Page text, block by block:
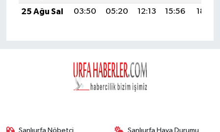
25 Ağu Sal
03:50 05:20 12:13 15:56 18:55
Şanlıurfa Nöbetçi Şanlıurfa Hava Durumu